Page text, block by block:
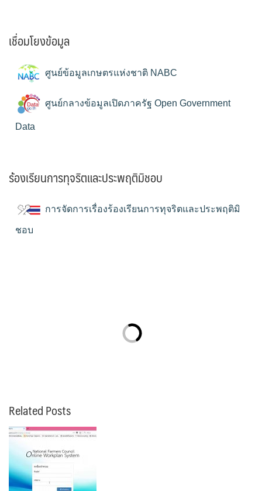
เชื่อมโยงข้อมูล
ศูนย์ข้อมูลเกษตรแห่งชาติ NABC
ศูนย์กลางข้อมูลเปิดภาครัฐ Open Government
Data
ร้องเรียนการทุจริตและประพฤติมิชอบ
การจัดการเรื่องร้องเรียนการทุจริตและประพฤติมิ
ชอบ
Related Posts